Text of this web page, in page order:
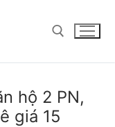
hộ 2 PN,
giá 15